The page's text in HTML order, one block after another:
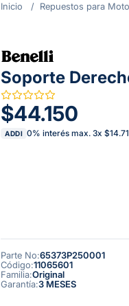
Repuestos para
Soporte
$44.150
ADDI 0% interés max. 3x
Parte No:65373P250001
Código:11065601
Familia:Original
Garantía:3 MESES